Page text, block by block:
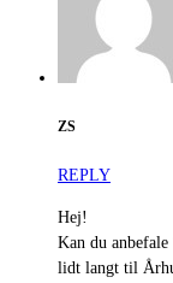
ZS
REPLY
Hej!
Kan du
lidt langt til